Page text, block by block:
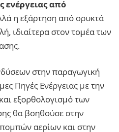
ενέργειας από
η εξάρτηση από ορυκτά
ιδιαίτερα στον τομέα των
στην παραγωγική
Πηγές Ενέργειας με την
εξορθολογισμό των
θα βοηθούσε στην
αερίων και στην